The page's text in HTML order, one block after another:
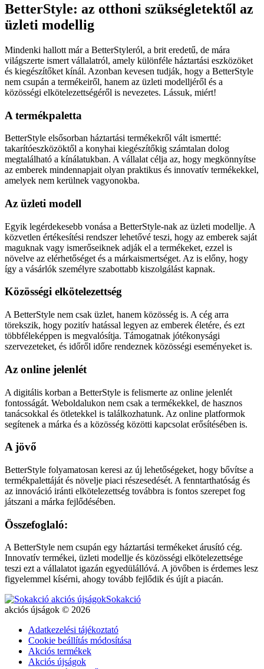
BetterStyle: az otthoni szükségletektől az
üzleti modellig
Mindenki hallott már a BetterStyleról, a brit eredetű, de mára
világszerte ismert vállalatról, amely különféle háztartási eszközöket
és kiegészítőket kínál. Azonban kevesen tudják, hogy a BetterStyle
nem csupán a termékeiről, hanem az üzleti modelljéről és a
közösségi elkötelezettségéről is nevezetes. Lássuk, miért!
A termékpaletta
BetterStyle elsősorban háztartási termékekről vált ismertté:
takarítóeszközöktől a konyhai kiegészítőkig számtalan dolog
megtalálható a kínálatukban. A vállalat célja az, hogy megkönnyítse
az emberek mindennapjait olyan praktikus és innovatív termékekkel,
amelyek nem kerülnek vagyonokba.
Az üzleti modell
Egyik legérdekesebb vonása a BetterStyle-nak az üzleti modellje. A
közvetlen értékesítési rendszer lehetővé teszi, hogy az emberek saját
maguknak vagy ismerőseiknek adják el a termékeket, ezzel is
növelve az elérhetőséget és a márkaismertséget. Az is előny, hogy
így a vásárlók személyre szabottabb kiszolgálást kapnak.
Közösségi elkötelezettség
A BetterStyle nem csak üzlet, hanem közösség is. A cég arra
törekszik, hogy pozitív hatással legyen az emberek életére, és ezt
többféleképpen is megvalósítja. Támogatnak jótékonysági
szervezeteket, és időről időre rendeznek közösségi eseményeket is.
Az online jelenlét
A digitális korban a BetterStyle is felismerte az online jelenlét
fontosságát. Weboldalukon nem csak a termékekkel, de hasznos
tanácsokkal és ötletekkel is találkozhatunk. Az online platformok
segítenek a márka és a közösség közötti kapcsolat erősítésében is.
A jövő
BetterStyle folyamatosan keresi az új lehetőségeket, hogy bővítse a
termékpalettáját és növelje piaci részesedését. A fenntarthatóság és
az innováció iránti elkötelezettség továbbra is fontos szerepet fog
játszani a márka fejlődésében.
Összefoglaló:
A BetterStyle nem csupán egy háztartási termékeket árusító cég.
Innovatív termékei, üzleti modellje és közösségi elkötelezettsége
teszi ezt a vállalatot igazán egyedülállóvá. A jövőben is érdemes lesz
figyelemmel kísérni, ahogy tovább fejlődik és újít a piacán.
Sokakció
akciós újságok © 2026
Adatkezelési tájékoztató
Cookie beállítás módosítása
Akciós termékek
Akciós újságok